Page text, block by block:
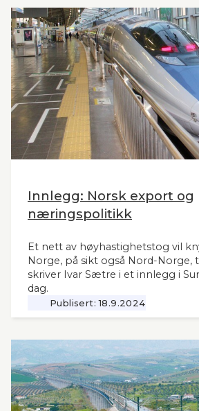
vanskelig for å se. Slik innleder
sekretær i Lyntogforum
kronikken sin i Stavanger
Innlegg: Norsk export og
næringspolitikk
Et nett av høyhastighetstog vil
Norge, på sikt også Nord-Norge,
skriver Ivar Sætre i et innlegg i
dag.
Publisert: 18.9.2024